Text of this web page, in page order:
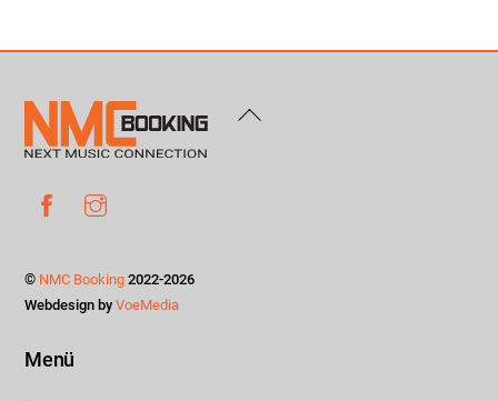
Back
Facebook
© NMC Booking 2022-2026
Webdesign byVoeMedia
Menü